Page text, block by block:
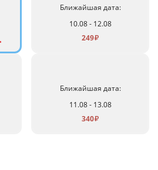
Ближайшая дата:
10.08 - 12.08
249₽
Ближайшая дата:
11.08 - 13.08
340₽